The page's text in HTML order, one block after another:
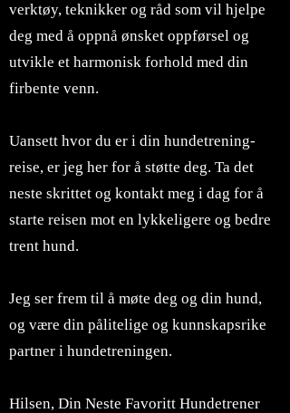
verktøy, teknikker og råd som vil hjelpe
deg med å oppnå ønsket oppførsel og
utvikle et harmonisk forhold med din
firbente venn.
Uansett hvor du er i din hundetrening-
reise, er jeg her for å støtte deg. Ta det
neste skrittet og kontakt meg i dag for å
starte reisen mot en lykkeligere og bedre
trent hund.
Jeg ser frem til å møte deg og din hund,
og være din pålitelige og kunnskapsrike
partner i hundetreningen.
Hilsen, Din Neste Favoritt Hundetrener